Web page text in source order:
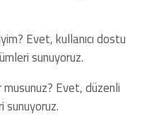
Evet, kullanıcı dostu
sunuyoruz.
Evet, düzenli
sunuyoruz.